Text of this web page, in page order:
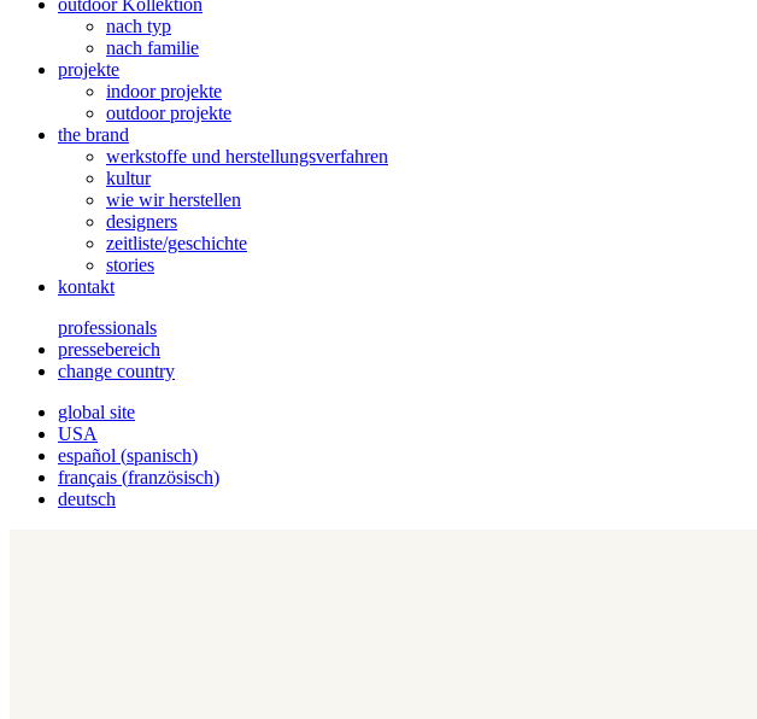
outdoor Kollektion
nach typ
nach familie
projekte
indoor projekte
outdoor projekte
the brand
werkstoffe und herstellungsverfahren
kultur
wie wir herstellen
designers
zeitliste/geschichte
stories
kontakt
professionals
pressebereich
change country
global site
USA
español (spanisch)
français (französisch)
deutsch